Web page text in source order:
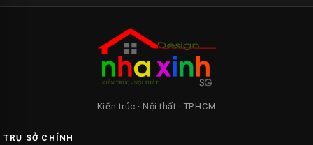
Kiến trúc · Nội thất · TP.HCM
TRỤ SỞ CHÍNH